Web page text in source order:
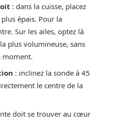
: dans la cuisse, placez
épais. Pour la
Sur les ailes, optez là
plus volumineuse, sans
moment.
: inclinez la sonde à 45
le centre de la
doit se trouver au cœur